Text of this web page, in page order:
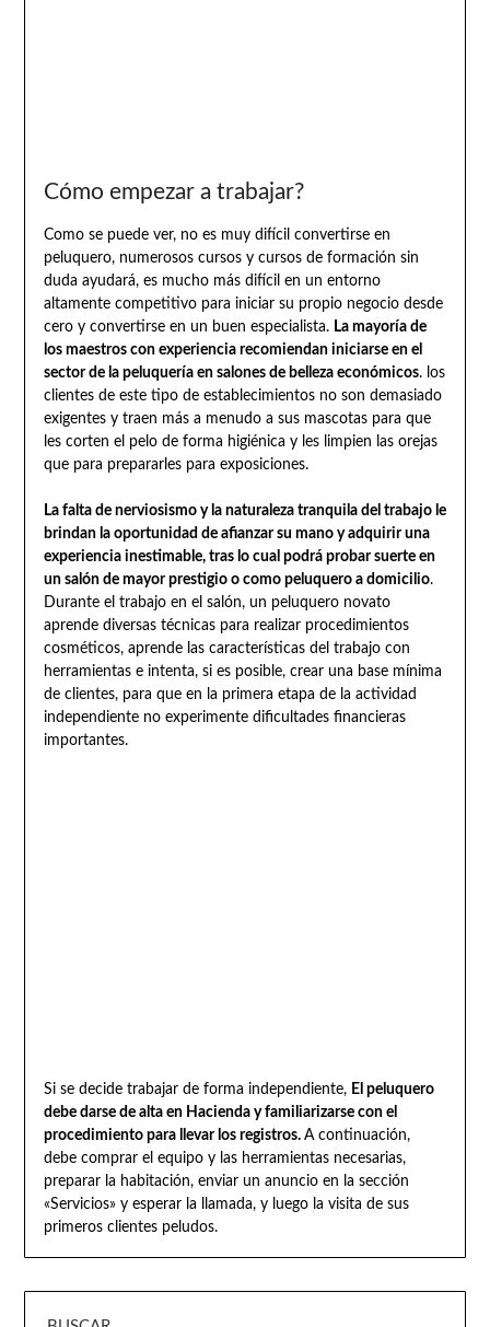
Cómo empezar a trabajar?
Como se puede ver, no es muy difícil convertirse en
peluquero, numerosos cursos y cursos de formación sin
duda ayudará, es mucho más difícil en un entorno
altamente competitivo para iniciar su propio negocio desde
cero y convertirse en un buen especialista. La mayoría de
los maestros con experiencia recomiendan iniciarse en el
sector de la peluquería en salones de belleza económicos. los
clientes de este tipo de establecimientos no son demasiado
exigentes y traen más a menudo a sus mascotas para que
les corten el pelo de forma higiénica y les limpien las orejas
que para prepararles para exposiciones.
La falta de nerviosismo y la naturaleza tranquila del trabajo le
brindan la oportunidad de afianzar su mano y adquirir una
experiencia inestimable, tras lo cual podrá probar suerte en
un salón de mayor prestigio o como peluquero a domicilio.
Durante el trabajo en el salón, un peluquero novato
aprende diversas técnicas para realizar procedimientos
cosméticos, aprende las características del trabajo con
herramientas e intenta, si es posible, crear una base mínima
de clientes, para que en la primera etapa de la actividad
independiente no experimente dificultades financieras
importantes.
Si se decide trabajar de forma independiente, El peluquero
debe darse de alta en Hacienda y familiarizarse con el
procedimiento para llevar los registros. A continuación,
debe comprar el equipo y las herramientas necesarias,
preparar la habitación, enviar un anuncio en la sección
«Servicios» y esperar la llamada, y luego la visita de sus
primeros clientes peludos.